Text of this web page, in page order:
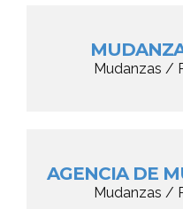
Mudanzas /
AGENCIA DE
Mudanzas /